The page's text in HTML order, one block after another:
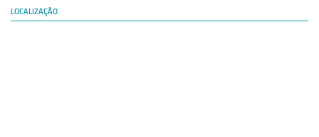
LOCALIZAÇÃO